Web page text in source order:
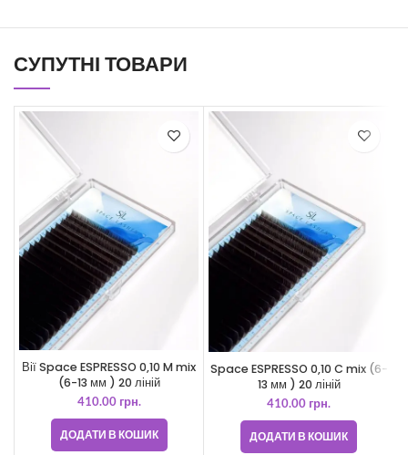
СУПУТНІ ТОВАРИ
Вії Space ESPRESSO 0,10 M mix
(6-13 мм ) 20 ліній
410.00 грн.
ДОДАТИ В КОШИК
Space ESPRESSO 0,10 C mix (6-
13 мм ) 20 ліній
410.00 грн.
ДОДАТИ В КОШИК